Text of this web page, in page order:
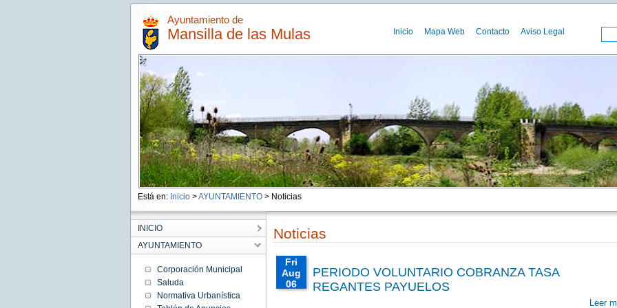
Ayuntamiento de
Mansilla de las Mulas Inicio Mapa Web Contacto Aviso Legal
Está en: Inicio >AYUNTAMIENTO> Noticias
INICIO
AYUNTAMIENTO
Corporación Municipal
Saluda
Normativa Urbanística
Noticias
Fri
Aug
06
PERIODO VOLUNTARIO COBRANZA TASA
REGANTES PAYUELOS
Leer